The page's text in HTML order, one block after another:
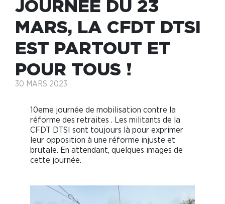
JOURNÉE DU 23
MARS, LA CFDT DTSI
EST PARTOUT ET
POUR TOUS !
30 MARS 2023
10eme journée de mobilisation contre la
réforme des retraites . Les militants de la
CFDT DTSI sont toujours là pour exprimer
leur opposition à une réforme injuste et
brutale. En attendant, quelques images de
cette journée.